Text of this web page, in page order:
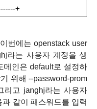
+
번에는 openstack user
라는 사용자 계정을 생
메인은 default로 설정하
위해 --password-prom
리고 janghj라는 사용자
과 같이 패스워드를 입력